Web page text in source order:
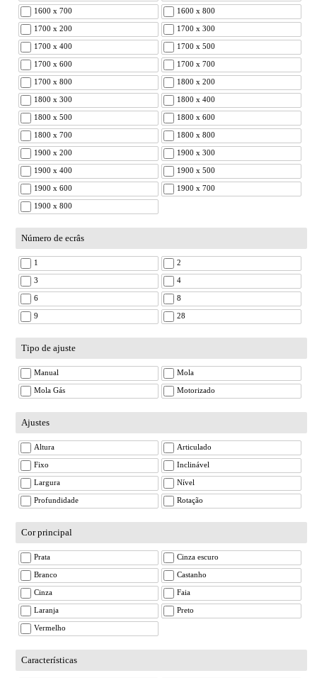
1600 x 700 1600 x 800
1700 x 200 1700 x 300
1700 x 400 1700 x 500
1700 x 600 1700 x 700
1700 x 800 1800 x 200
1800 x 300 1800 x 400
1800 x 500 1800 x 600
1800 x 700 1800 x 800
1900 x 200 1900 x 300
1900 x 400 1900 x 500
1900 x 600 1900 x 700
1900 x 800
Número de ecrâs
1 2
3 4
6 8
9 28
Tipo de ajuste
Manual Mola
Mola Gás Motorizado
Ajustes
Altura Articulado
Fixo Inclinável
Largura Nível
Profundidade Rotação
Cor principal
Prata Cinza escuro
Branco Castanho
Cinza Faia
Laranja Preto
Vermelho
Características